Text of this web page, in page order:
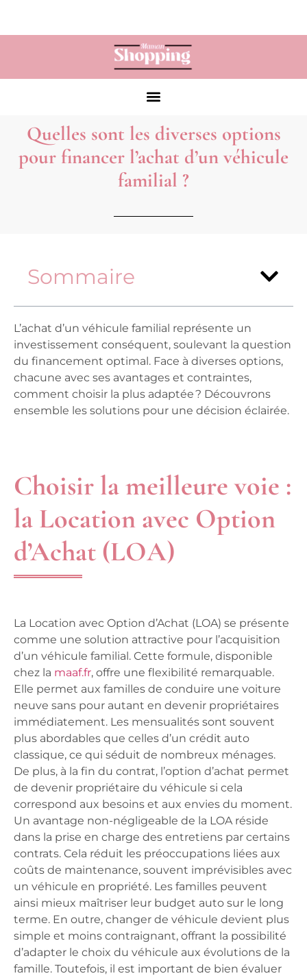
Quelles sont les diverses options
pour financer l’achat d’un véhicule
familial ?
Sommaire
L’achat d’un véhicule familial représente un
investissement conséquent, soulevant la question
du financement optimal. Face à diverses options,
chacune avec ses avantages et contraintes,
comment choisir la plus adaptée ? Découvrons
ensemble les solutions pour une décision éclairée.
Choisir la meilleure voie :
la Location avec Option
d’Achat (LOA)
La Location avec Option d’Achat (LOA) se présente
comme une solution attractive pour l’acquisition
d’un véhicule familial. Cette formule, disponible
chez la maaf.fr, offre une flexibilité remarquable.
Elle permet aux familles de conduire une voiture
neuve sans pour autant en devenir propriétaires
immédiatement. Les mensualités sont souvent
plus abordables que celles d’un crédit auto
classique, ce qui séduit de nombreux ménages.
De plus, à la fin du contrat, l’option d’achat permet
de devenir propriétaire du véhicule si cela
correspond aux besoins et aux envies du moment.
Un avantage non-négligeable de la LOA réside
dans la prise en charge des entretiens par certains
contrats. Cela réduit les préoccupations liées aux
coûts de maintenance, souvent imprévisibles avec
un véhicule en propriété. Les familles peuvent
ainsi mieux maîtriser leur budget auto sur le long
terme. En outre, changer de véhicule devient plus
simple et moins contraignant, offrant la possibilité
d’adapter le choix du véhicule aux évolutions de la
famille. Toutefois, il est important de bien évaluer